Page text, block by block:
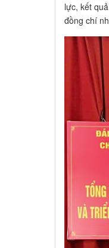
lực, kết
đồng chí